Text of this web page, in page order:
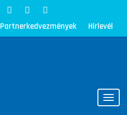
Partnerkedvezmények Hírlevél